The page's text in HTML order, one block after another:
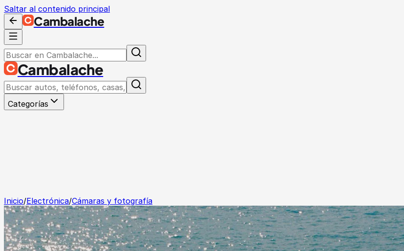
Saltar al contenido principal
Cambalache
Cambalache
Categorías
Inicio/Electrónica/Cámaras y fotografía